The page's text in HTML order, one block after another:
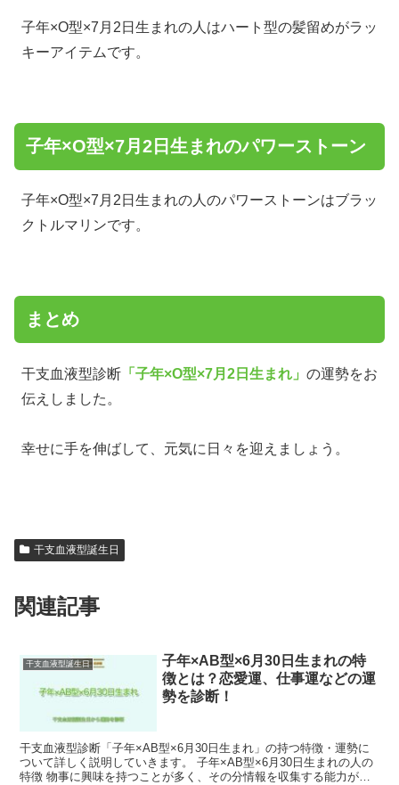
子年×O型×7月2日生まれの人はハート型の髪留めがラッ
キーアイテムです。
子年×O型×7月2日生まれのパワーストーン
子年×O型×7月2日生まれの人のパワーストーンはブラッ
クトルマリンです。
まとめ
干支血液型診断 「子年×O型×7月2日生まれ」 の運勢をお
伝えしました。
幸せに手を伸ばして、元気に日々を迎えましょう。
干支血液型誕生日
関連記事
干支血液型誕生日
子年×AB型×6月30日生まれの特
徴とは？恋愛運、仕事運などの運
勢を診断！
干支血液型診断「子年×AB型×6月30日生まれ」の持つ特徴・運勢に
ついて詳しく説明していきます。 子年×AB型×6月30日生まれの人の
特徴 物事に興味を持つことが多く、その分情報を収集する能力が高